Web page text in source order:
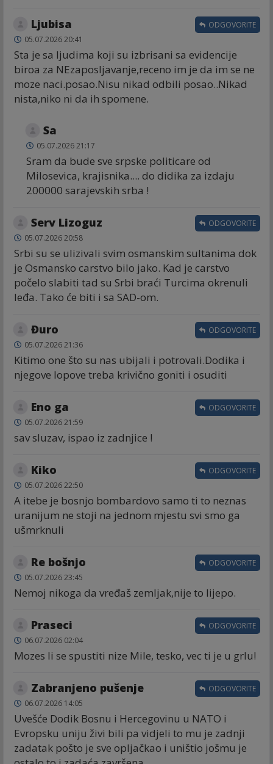
Ljubisa
05.07.2026 20:41
Sta je sa ljudima koji su izbrisani sa evidencije
biroa za NEzaposljavanje,receno im je da im se ne
moze naci.posao.Nisu nikad odbili posao..Nikad
nista,niko ni da ih spomene.
ODGOVORITE
Sa
05.07.2026 21:17
Sram da bude sve srpske politicare od
Milosevica, krajisnika.... do didika za izdaju
200000 sarajevskih srba !
Serv Lizoguz
05.07.2026 20:58
Srbi su se ulizivali svim osmanskim sultanima dok
je Osmansko carstvo bilo jako. Kad je carstvo
počelo slabiti tad su Srbi braći Turcima okrenuli
leđa. Tako će biti i sa SAD-om.
ODGOVORITE
Đuro
05.07.2026 21:36
Kitimo one što su nas ubijali i potrovali.Dodika i
njegove lopove treba krivično goniti i osuditi
ODGOVORITE
Eno ga
05.07.2026 21:59
sav sluzav, ispao iz zadnjice !
ODGOVORITE
Kiko
05.07.2026 22:50
A itebe je bosnjo bombardovo samo ti to neznas
uranijum ne stoji na jednom mjestu svi smo ga
ušmrknuli
ODGOVORITE
Re bošnjo
05.07.2026 23:45
Nemoj nikoga da vređaš zemljak,nije to lijepo.
ODGOVORITE
Praseci
06.07.2026 02:04
Mozes li se spustiti nize Mile, tesko, vec ti je u grlu!
ODGOVORITE
Zabranjeno pušenje
06.07.2026 14:05
Uvešće Dodik Bosnu i Hercegovinu u NATO i
Evropsku uniju živi bili pa vidjeli to mu je zadnji
zadatak pošto je sve opljačkao i uništio jošmu je
ODGOVORITE